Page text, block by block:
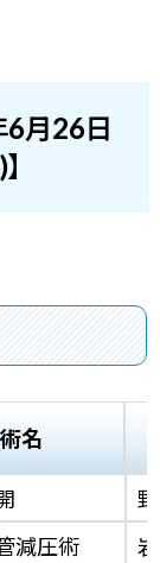
6月26日
術名
減圧術